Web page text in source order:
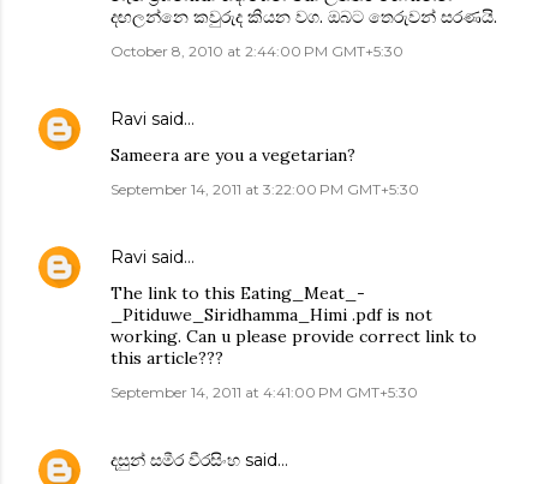
දඟලන්නෙ කවුරුද කියන වග. ඔබට තෙරුවන් සරණයි.
October 8, 2010 at 2:44:00 PM GMT+5:30
Ravi said…
Sameera are you a vegetarian?
September 14, 2011 at 3:22:00 PM GMT+5:30
Ravi said…
The link to this Eating_Meat_-
_Pitiduwe_Siridhamma_Himi .pdf is not
working. Can u please provide correct link to
this article???
September 14, 2011 at 4:41:00 PM GMT+5:30
දසුන් සමීර වීරසිංහ said…